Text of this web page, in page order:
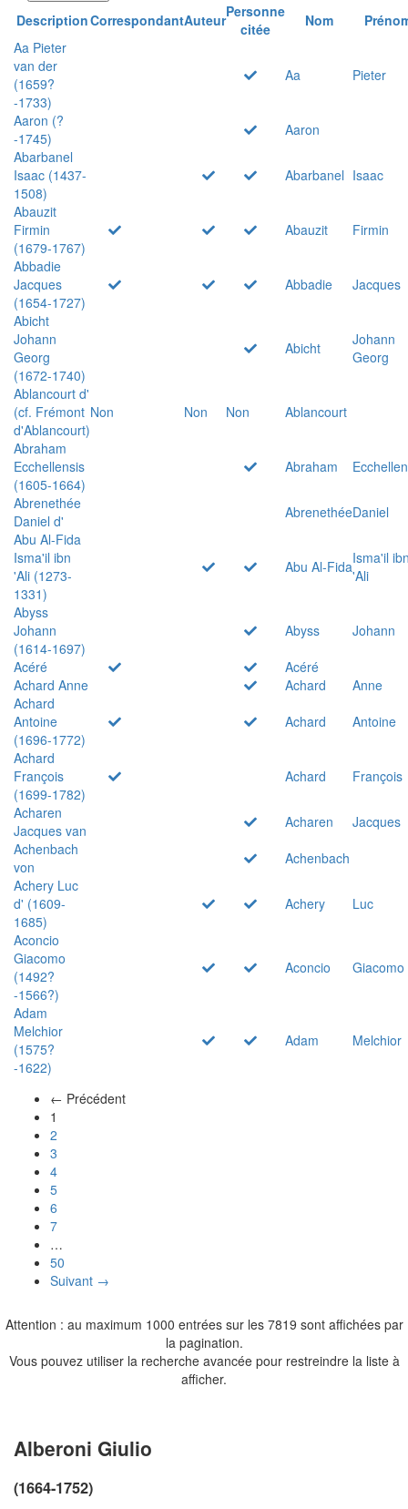
DescriptionCorrespondantAuteurPersonne
citée
Nom
Aa Pieter
van der
(1659?
-1733)
Aa Pieter
Aaron (?
-1745)
Aaron
Abarbanel
Isaac (1437-
1508)
Abarbanel Isaac
Abauzit
Firmin
(1679-1767)
Abauzit
Firmin
Abbadie
Jacques
(1654-1727)
Abbadie
Jacques
Abicht
Johann
Georg
(1672-1740)
Abicht
Johann
Georg
Ablancourt d'
(cf. Frémont
d'Ablancourt)
Non Non Non
Ablancourt
Abraham
Ecchellensis
(1605-1664)
Abraham
Abrenethée
Daniel d'
AbrenethéeDaniel
Abu Al-Fida
Isma'il ibn
'Ali (1273-
1331)
Abu Al-FidaIsma'il
'Ali
Abyss
Johann
(1614-1697)
Abyss
Johann
Acéré
Acéré
Achard Anne
Achard
Anne
Achard
Antoine
(1696-1772)
Achard
Antoine
Achard
François
(1699-1782)
Achard
François
Acharen
Jacques van
Acharen
Jacques
Achenbach
von
Achenbach
Achery Luc
d' (1609-
1685)
Achery
Luc
Aconcio
Giacomo
(1492?
-1566?)
Aconcio Giacomo
Adam
Melchior
(1575?
-1622)
Adam Melchior
← Précédent
1
2
3
4
5
6
7
…
50
Suivant →
Attention : au maximum 1000 entrées sur les 7819 sont affichées par
la pagination.
Vous pouvez utiliser la recherche avancée pour restreindre la liste à
afficher.
Alberoni Giulio
(1664-1752)